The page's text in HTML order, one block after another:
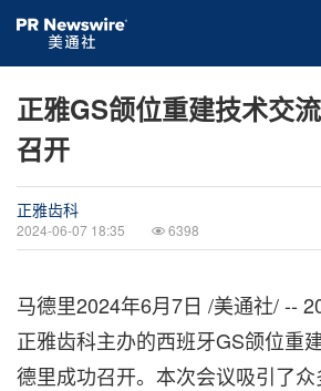
正雅GS颌位重建技术交
召开
正雅齿科
2024-06-07 18:35 6398
马德里2024年6月7日 /美通社/ --
正雅齿科主办的西班牙GS颌位重
德里成功召开。本次会议吸引了